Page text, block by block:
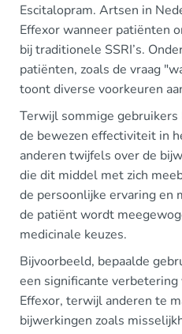
Escitalopram. Artsen in
Effexor wanneer patiënten
bij traditionele SSRI’s.
patiënten, zoals de vraag
toont diverse voorkeuren
Terwijl sommige gebruikers
de bewezen effectiviteit in
anderen twijfels over de
die dit middel met zich
de persoonlijke ervaring en
de patiënt wordt
medicinale keuzes.
Bijvoorbeeld, bepaalde
een significante
Effexor, terwijl anderen te
bijwerkingen zoals